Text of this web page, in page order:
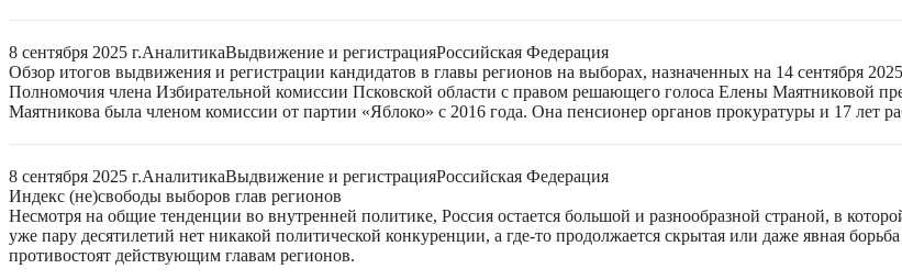
8 сентября 2025 г.АналитикаВыдвижение и регистрацияРоссийская Федерация
Обзор итогов выдвижения и регистрации кандидатов в главы регионов на выборах, назначенных на 14 сентября
Полномочия члена Избирательной комиссии Псковской области с правом решающего голоса Елены Маятниковой
Маятникова была членом комиссии от партии «Яблоко» с 2016 года. Она пенсионер органов прокуратуры и 17 лет
8 сентября 2025 г.АналитикаВыдвижение и регистрацияРоссийская Федерация
Индекс (не)свободы выборов глав регионов
Несмотря на общие тенденции во внутренней политике, Россия остается большой и разнообразной страной, в
уже пару десятилетий нет никакой политической конкуренции, а где-то продолжается скрытая или даже явная
противостоят действующим главам регионов.